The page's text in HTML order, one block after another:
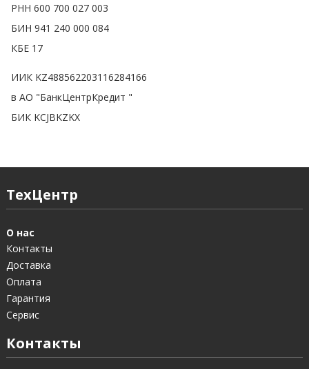
РНН 600 700 027 003
БИН 941 240 000 084
КБЕ 17
ИИК KZ488562203116284166
вАО "БанкЦентрКредит "
БИК KCJBKZKX
ТехЦентр
О нас
Контакты
Доставка
Оплата
Гарантия
Сервис
Контакты